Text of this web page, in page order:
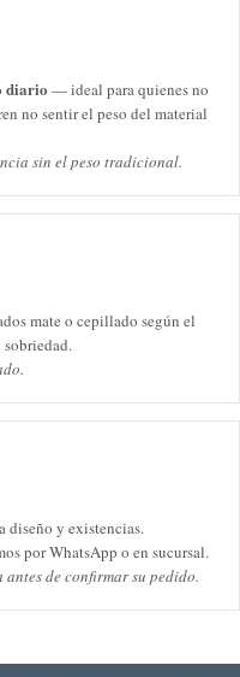
diario — ideal para quienes no
no sentir el peso del material
sin el peso tradicional.
mate o cepillado según el
diseño y existencias.
por WhatsApp o en sucursal.
de confirmar su pedido.